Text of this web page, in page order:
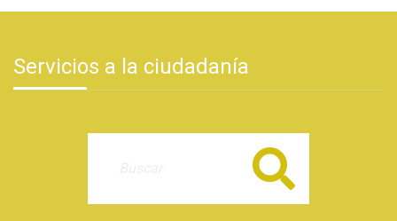
Servicios a la ciudadanía
Buscar